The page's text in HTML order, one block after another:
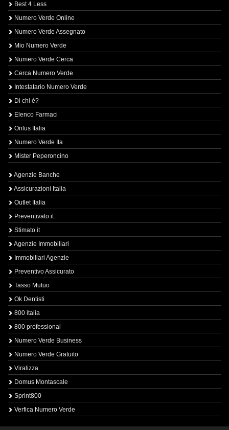
Best 4 Less
Numero Verde Online
Numero Verde Assegnato
Mio Numero Verde
Numero Verde Cerca
Cerca Numero Verde
Intestatario Numero Verde
Di chi è?
Elenco Farmaci
Onlus Italia
Numero Verde Ita
Mister Peperoncino
Agenzie Banche
Assicurazioni Italia
Outlet Italia
Preventivato.it
Stimato.it
Agenzie Immobiliari
Immobiliari Agenzie
Preventivo Assicurato
Tasso Mutuo
Ok Dentisti
800 italia
800 professional
Numero Verde Business
Numero Verde Gratuito
Viralizza
Domus Montascale
Sprint800
Verfica Numero Verde